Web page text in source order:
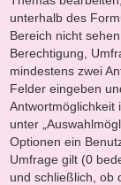
unterhalb des
Bereich nicht
Berechtigung,
mindestens zwei
Felder eingeben
Antwortmöglichkeit
unter
Optionen ein
Umfrage gilt (0
und schließlich, ob